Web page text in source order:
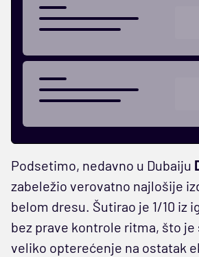
Podsetimo, nedavno u Dubaiju
zabeležio verovatno najlošije
belom dresu. Šutirao je 1/10 iz
bez prave kontrole ritma, što je
veliko opterećenje na ostatak